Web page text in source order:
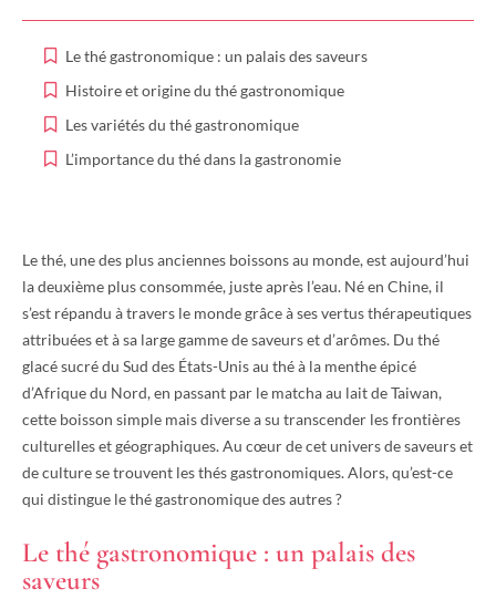
Le thé gastronomique : un palais des saveurs
Histoire et origine du thé gastronomique
Les variétés du thé gastronomique
L’importance du thé dans la gastronomie
Le thé, une des plus anciennes boissons au monde, est aujourd’hui
la deuxième plus consommée, juste après l’eau. Né en Chine, il
s’est répandu à travers le monde grâce à ses vertus thérapeutiques
attribuées et à sa large gamme de saveurs et d’arômes. Du thé
glacé sucré du Sud des États-Unis au thé à la menthe épicé
d’Afrique du Nord, en passant par le matcha au lait de Taiwan,
cette boisson simple mais diverse a su transcender les frontières
culturelles et géographiques. Au cœur de cet univers de saveurs et
de culture se trouvent les thés gastronomiques. Alors, qu’est-ce
qui distingue le thé gastronomique des autres ?
Le thé gastronomique : un palais des
saveurs